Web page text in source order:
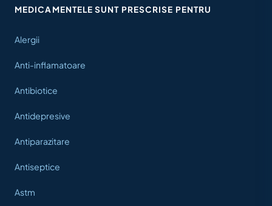
MEDICAMENTELE SUNT PRESCRISE PENTRU
Alergii
Anti-inflamatoare
Antibiotice
Antidepresive
Antiparazitare
Antiseptice
Astm